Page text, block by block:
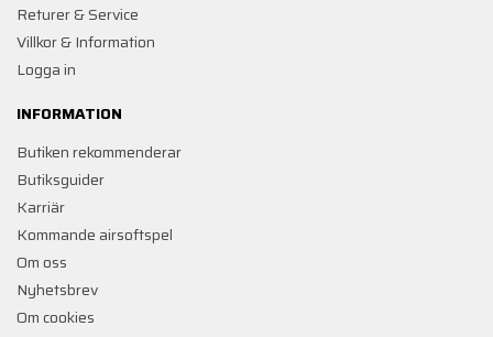
Returer & Service
Villkor & Information
Logga in
INFORMATION
Butiken rekommenderar
Butiksguider
Karriär
Kommande airsoftspel
Om oss
Nyhetsbrev
Om cookies